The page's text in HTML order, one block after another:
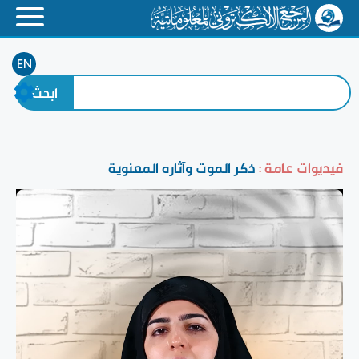
EN
فيديوات عامة :ذكر الموت وآثاره المعنوية